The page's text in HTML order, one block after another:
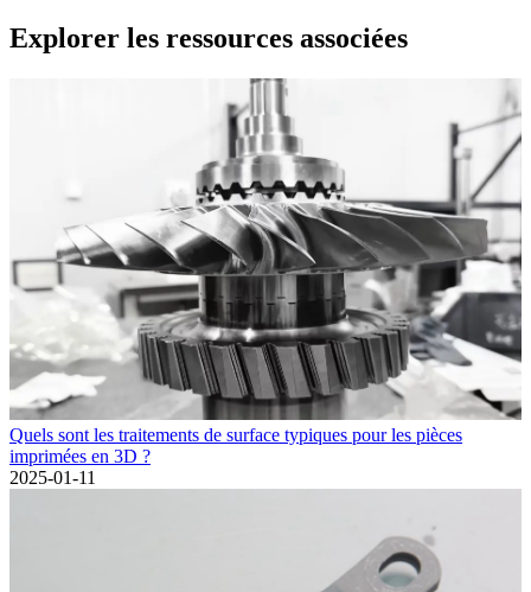
Explorer les ressources associées
Quels sont les traitements de surface typiques pour les pièces
imprimées en 3D ?
2025-01-11